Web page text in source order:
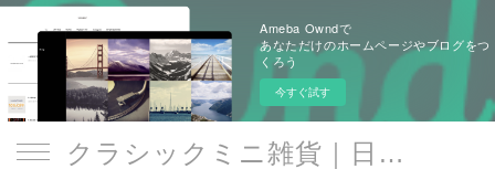
Ameba Owndで
あなただけのホームページやブログをつ
くろう
今すぐ試す
クラシックミニ雑貨｜日遊品 トミー1号2号